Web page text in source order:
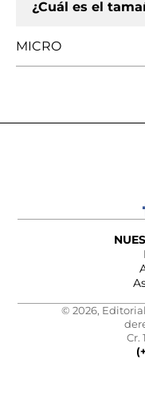
¿Cuál es el
MICRO
© 2026,
Cr.